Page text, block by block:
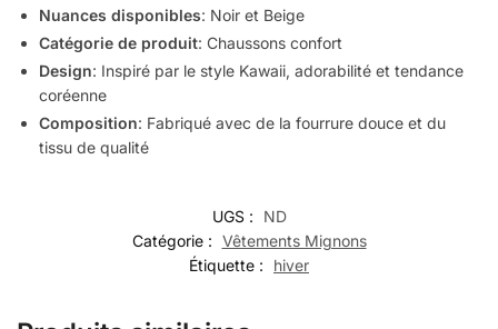
Nuances disponibles: Noir et Beige
Catégorie de produit: Chaussons confort
Design: Inspiré par le style Kawaii, adorabilité et tendance
coréenne
Composition: Fabriqué avec de la fourrure douce et du
tissu de qualité
UGS :
ND
Catégorie : Vêtements Mignons
Étiquette :
hiver